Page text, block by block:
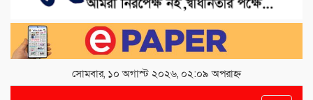
সোমবার, ১০ অগাস্ট ২০২৬, ০২:০৯ অপরাহ্ন